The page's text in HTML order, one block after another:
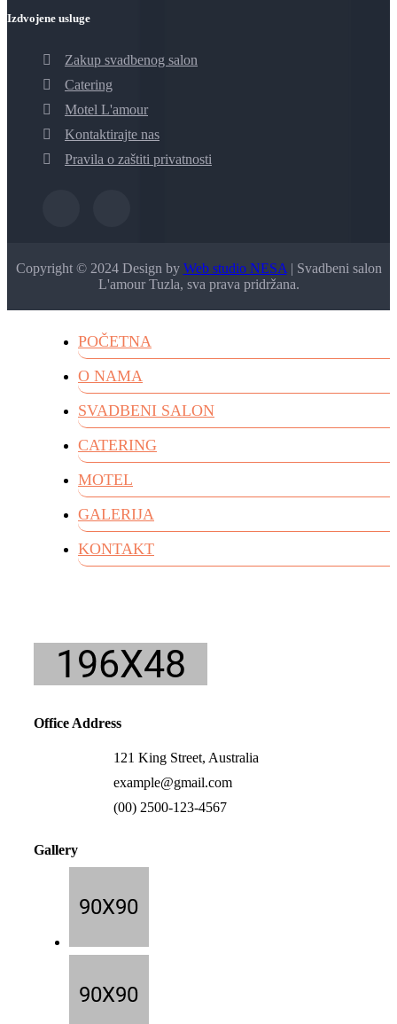
Izdvojene usluge
Zakup svadbenog salon
Catering
Motel L'amour
Kontaktirajte nas
Pravila o zaštiti privatnosti
Copyright © 2024 Design by Web studio NESA | Svadbeni salon
L'amour Tuzla, sva prava pridržana.
POČETNA
O NAMA
SVADBENI SALON
CATERING
MOTEL
GALERIJA
KONTAKT
Office Address
121 King Street, Australia
example@gmail.com
(00) 2500-123-4567
Gallery